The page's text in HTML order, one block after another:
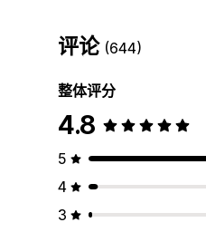
评论 (644)
整体评分
4.8
5
4
3